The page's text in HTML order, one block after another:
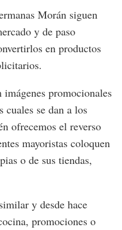
Morán siguen
y de paso
en productos
promocionales
cuales se dan a los
ofrecemos el reverso
mayoristas coloquen
o de sus tiendas,
y desde hace
promociones o